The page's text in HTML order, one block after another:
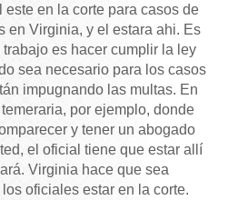
este en la corte para casos de
en Virginia, y el estara ahi. Es
es hacer cumplir la ley
sea necesario para los casos
impugnando las multas. En
por ejemplo, donde
y tener un abogado
el oficial tiene que estar allí
Virginia hace que sea
oficiales estar en la corte.